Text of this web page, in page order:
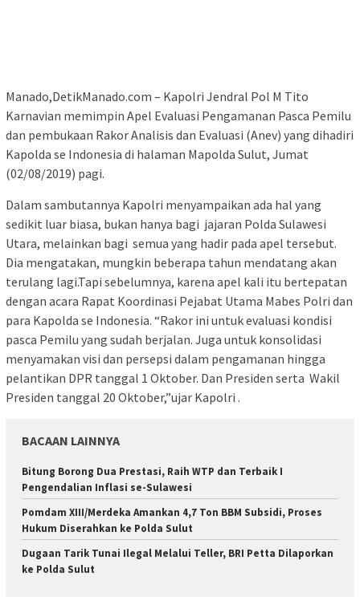
Manado,DetikManado.com – Kapolri Jendral Pol M Tito
Karnavian memimpin Apel Evaluasi Pengamanan Pasca Pemilu
dan pembukaan Rakor Analisis dan Evaluasi (Anev) yang dihadiri
Kapolda se Indonesia di halaman Mapolda Sulut, Jumat
(02/08/2019) pagi.
Dalam sambutannya Kapolri menyampaikan ada hal yang
sedikit luar biasa, bukan hanya bagi jajaran Polda Sulawesi
Utara, melainkan bagi semua yang hadir pada apel tersebut.
Dia mengatakan, mungkin beberapa tahun mendatang akan
terulang lagi.Tapi sebelumnya, karena apel kali itu bertepatan
dengan acara Rapat Koordinasi Pejabat Utama Mabes Polri dan
para Kapolda se Indonesia. “Rakor ini untuk evaluasi kondisi
pasca Pemilu yang sudah berjalan. Juga untuk konsolidasi
menyamakan visi dan persepsi dalam pengamanan hingga
pelantikan DPR tanggal 1 Oktober. Dan Presiden serta Wakil
Presiden tanggal 20 Oktober,”ujar Kapolri .
BACAAN LAINNYA
Bitung Borong Dua Prestasi, Raih WTP dan Terbaik I
Pengendalian Inflasi se-Sulawesi
Pomdam XIII/Merdeka Amankan 4,7 Ton BBM Subsidi, Proses
Hukum Diserahkan ke Polda Sulut
Dugaan Tarik Tunai Ilegal Melalui Teller, BRI Petta Dilaporkan
ke Polda Sulut